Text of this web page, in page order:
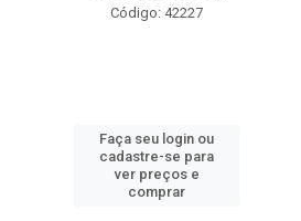
Código: 42227
Faça seu login ou
cadastre-se para
ver preços e
comprar